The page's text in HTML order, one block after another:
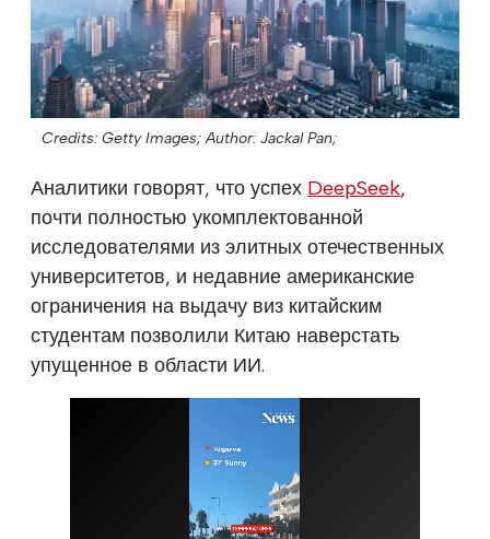
Credits: Getty Images; Author: Jackal Pan;
Аналитики говорят, что успех DeepSeek,
почти полностью укомплектованной
исследователями из элитных отечественных
университетов, и недавние американские
ограничения на выдачу виз китайским
студентам позволили Китаю наверстать
упущенное в области ИИ.